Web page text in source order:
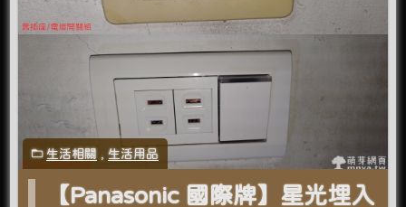
生活相關 ,生活用品
【Panasonic 國際牌】星光埋入